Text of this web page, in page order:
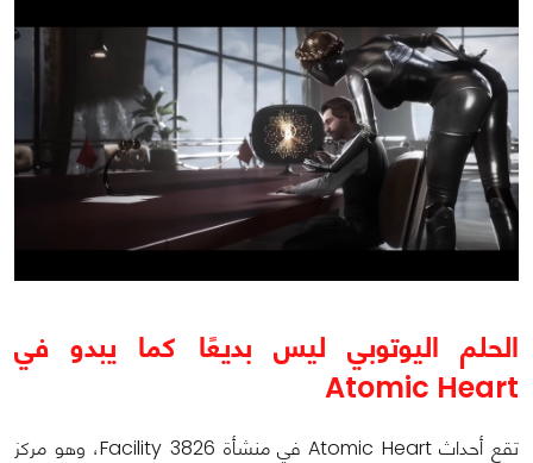
الحلم اليوتوبي ليس بديعًا كما يبدو في
Atomic Heart
تقع أحداث Atomic Heart في منشأة Facility 3826، وهو مركز